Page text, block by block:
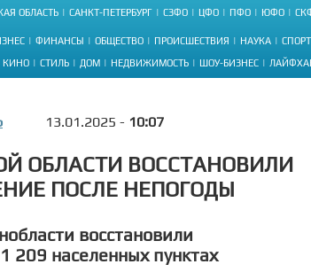
ОБЛАСТЬ САНКТ-ПЕТЕРБУРГ СЗФО ЦФО ПФО ЮФО
ФИНАНСЫ ОБЩЕСТВО ПРОИСШЕСТВИЯ НАУКА СПОРТ
КИНО СТИЛЬ ДОМ НЕДВИЖИМОСТЬ ШОУ-БИЗНЕС
13.01.2025 - 10:07
ОБЛАСТИ ВОССТАНОВИЛИ
ПОСЛЕ НЕПОГОДЫ
восстановили
209 населенных пунктах